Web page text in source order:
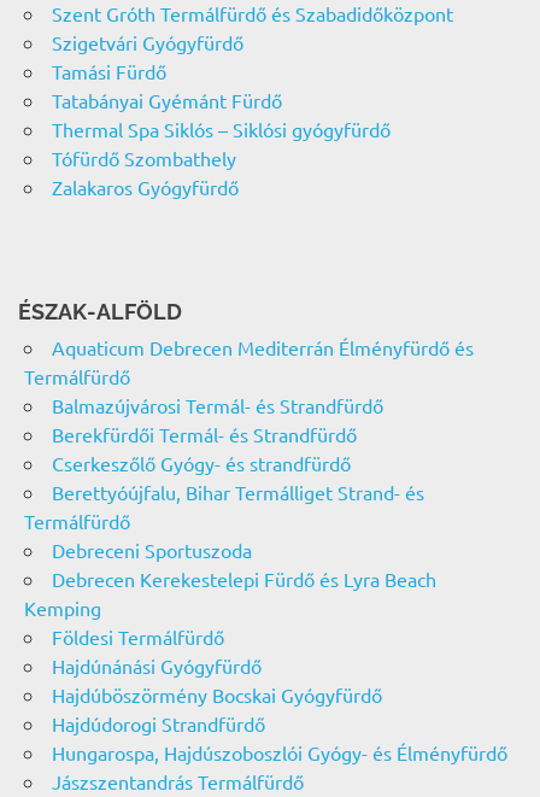
Szent Gróth Termálfürdő és Szabadidőközpont
Szigetvári Gyógyfürdő
Tamási Fürdő
Tatabányai Gyémánt Fürdő
Thermal Spa Siklós – Siklósi gyógyfürdő
Tófürdő Szombathely
Zalakaros Gyógyfürdő
ÉSZAK-ALFÖLD
Aquaticum Debrecen Mediterrán Élményfürdő és
Termálfürdő
Balmazújvárosi Termál- és Strandfürdő
Berekfürdői Termál- és Strandfürdő
Cserkeszőlő Gyógy- és strandfürdő
Berettyóújfalu, Bihar Termálliget Strand- és
Termálfürdő
Debreceni Sportuszoda
Debrecen Kerekestelepi Fürdő és Lyra Beach
Kemping
Földesi Termálfürdő
Hajdúnánási Gyógyfürdő
Hajdúböszörmény Bocskai Gyógyfürdő
Hajdúdorogi Strandfürdő
Hungarospa, Hajdúszoboszlói Gyógy- és Élményfürdő
Jászszentandrás Termálfürdő